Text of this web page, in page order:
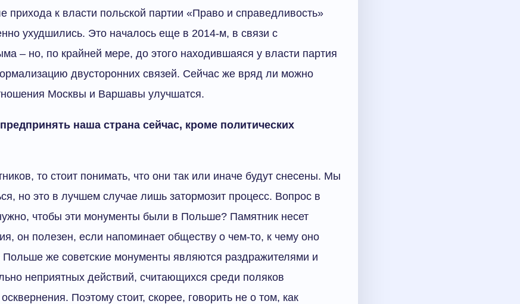
прихода к власти польской партии «Право и справедливость»
ухудшились. Это началось еще в 2014-м, в связи с
– но, по крайней мере, до этого находившаяся у власти партия
двусторонних связей. Сейчас же вряд ли можно
Москвы и Варшавы улучшатся.
наша страна сейчас, кроме политических
то стоит понимать, что они так или иначе будут снесены. Мы
но это в лучшем случае лишь затормозит процесс. Вопрос в
чтобы эти монументы были в Польше? Памятник несет
он полезен, если напоминает обществу о чем-то, к чему оно
Польше же советские монументы являются раздражителями и
неприятных действий, считающихся среди поляков
Поэтому стоит, скорее, говорить не о том, как